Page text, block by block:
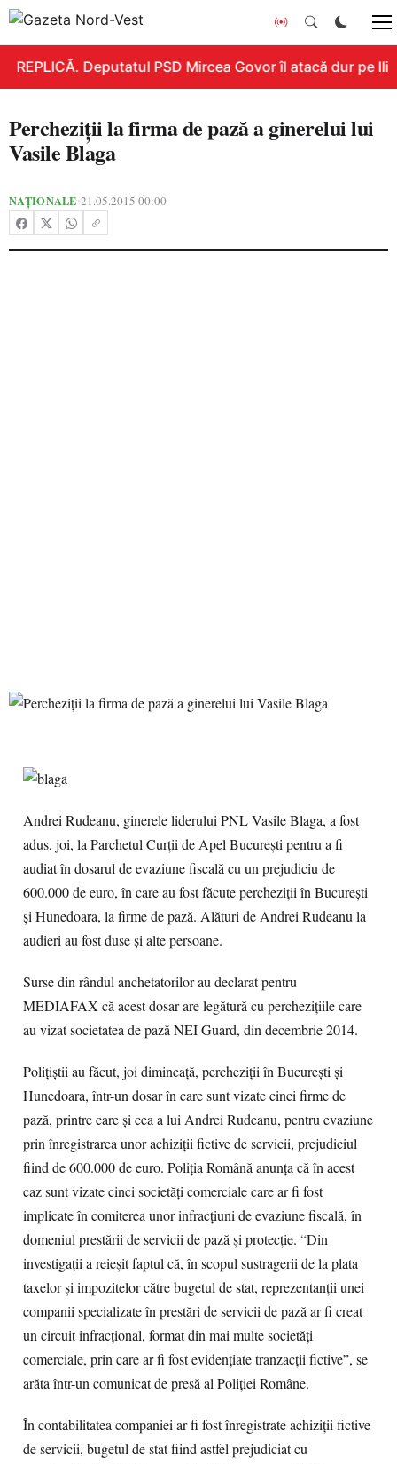
REPLICĂ. Deputatul PSD Mircea Govor îl atacă dur pe
Percheziţii la firma de pază a ginerelui lui
Vasile Blaga
NAȚIONALE•21.05.2015 00:00
Andrei Rudeanu, ginerele liderului PNL Vasile Blaga, a fost
adus, joi, la Parchetul Curţii de Apel Bucureşti pentru a fi
audiat în dosarul de evaziune fiscală cu un prejudiciu de
600.000 de euro, în care au fost făcute percheziţii în Bucureşti
şi Hunedoara, la firme de pază. Alături de Andrei Rudeanu la
audieri au fost duse şi alte persoane.
Surse din rândul anchetatorilor au declarat pentru
MEDIAFAX că acest dosar are legătură cu percheziţiile care
au vizat societatea de pază NEI Guard, din decembrie 2014.
Poliţiştii au făcut, joi dimineaţă, percheziţii în Bucureşti şi
Hunedoara, într-un dosar în care sunt vizate cinci firme de
pază, printre care şi cea a lui Andrei Rudeanu, pentru evaziune
prin înregistrarea unor achiziţii fictive de servicii, prejudiciul
fiind de 600.000 de euro. Poliţia Română anunţa că în acest
caz sunt vizate cinci societăţi comerciale care ar fi fost
implicate în comiterea unor infracţiuni de evaziune fiscală, în
domeniul prestării de servicii de pază şi protecţie. “Din
investigaţii a reieşit faptul că, în scopul sustragerii de la plata
taxelor şi impozitelor către bugetul de stat, reprezentanţii unei
companii specializate în prestări de servicii de pază ar fi creat
un circuit infracţional, format din mai multe societăţi
comerciale, prin care ar fi fost evidenţiate tranzacţii fictive”, se
arăta într-un comunicat de presă al Poliţiei Române.
În contabilitatea companiei ar fi fost înregistrate achiziţii fictive
de servicii, bugetul de stat fiind astfel prejudiciat cu